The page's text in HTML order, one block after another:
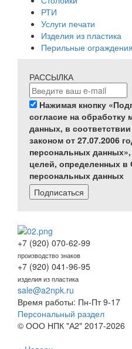
РТИ
Услуги печати
Изделия из пластика
Перильные ограждения
РАССЫЛКА
Нажимая кнопку
согласие на
данных, в
законом от 27.07.2006
персональных
целей, определенных в
персональных данных
Подписаться
+7 (920) 070-62-99
производство знаков
+7 (920) 041-96-95
изделия из пластика
sale@a2npk.ru
Время работы: Пн-Пт 9-17
Персональный раздел
© ООО НПК "А2" 2017-2026